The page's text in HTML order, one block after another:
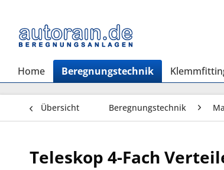
Home Beregnungstechnik
Übersicht Beregnungstechnik
Teleskop 4-Fach